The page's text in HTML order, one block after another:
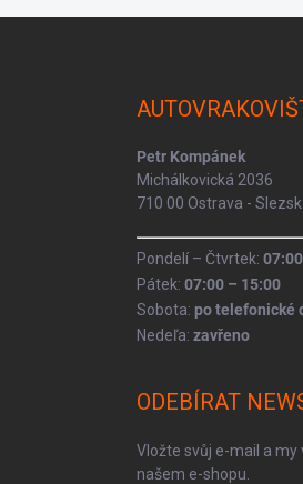
Petr Kompánek
Michálkovická 2036
710 00 Ostrava -
Pondelí – Čtvrtek:
Pátek: 07:00 – 15:00
Sobota: po telefonické
Nedeľa: zavřeno
ODEBÍRAT
Vložte svůj e-mail a
našem e-shopu.